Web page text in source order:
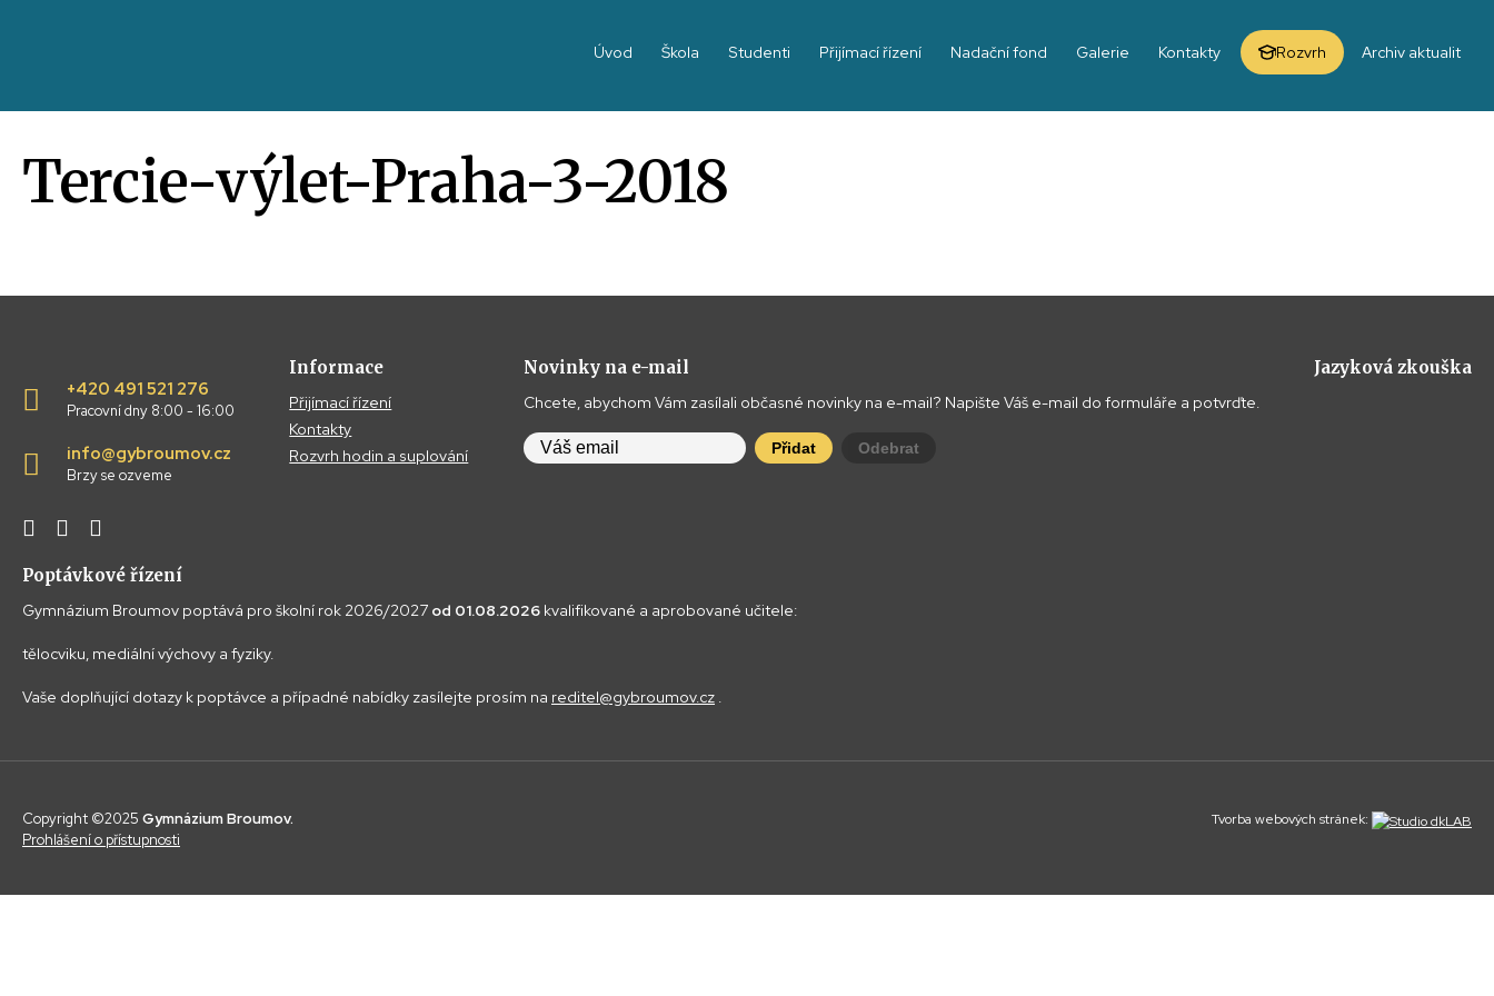
Úvod Škola Studenti Přijímací řízení Nadační fond Galerie Kontakty Rozvrh Archiv aktualit
Tercie-výlet-Praha-3-2018
+420 491 521 276
Pracovní dny 8:00 - 16:00
info@gybroumov.cz
Brzy se ozveme
Informace
Přijímací řízení
Kontakty
Rozvrh hodin a suplování
Novinky na e-mail
Chcete, abychom Vám zasílali občasné novinky na e-mail? Napište Váš e-mail do formuláře a potvrďte.
Přidat Odebrat
Jazyková zkouška
Poptávkové řízení
Gymnázium Broumov poptává pro školní rok 2026/2027 od 01.08.2026 kvalifikované a aprobované učitele:
tělocviku, mediální výchovy a fyziky.
Vaše doplňující dotazy k poptávce a případné nabídky zasílejte prosím na reditel@gybroumov.cz .
Tvorba webových stránek:
Copyright ©2025 Gymnázium Broumov.
Prohlášení o přístupnosti